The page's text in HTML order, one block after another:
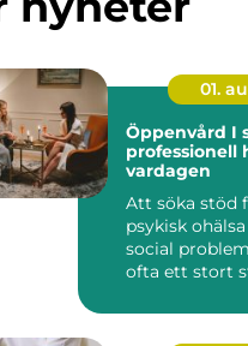
01.
Öppenvård I
professionell
vardagen
Att söka stöd
psykisk
social
ofta ett stort